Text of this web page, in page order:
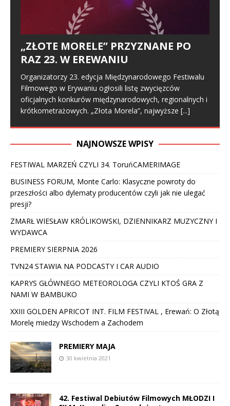
„ZŁOTE MORELE” PRZYZNANE PO
RAZ 23. W EREWANIU
Organizatorzy 23. edycja Międzynarodowego Festiwalu
Filmowego w Erywaniu ogłosili listę zwycięzców
oficjalnych konkurów międzynarodowych, regionalnych i
krótkometrażowych. „Złota Morela”, najwyższe [...]
NAJNOWSZE WPISY
FESTIWAL MARZEŃ CZYLI 34. ToruńCAMERIMAGE
BUSINESS FORUM, Monte Carlo: Klasyczne powroty do
przeszłości albo dylematy producentów czyli jak nie ulegać
presji?
ZMARŁ WIESŁAW KRÓLIKOWSKI, DZIENNIKARZ MUZYCZNY I
WYDAWCA
PREMIERY SIERPNIA 2026
TVN24 STAWIA NA PODCASTY I CAR AUDIO
KAPRYS GŁÓWNEGO METEOROLOGA CZYLI KTOŚ GRA Z
NAMI W BAMBUKO
XXIII GOLDEN APRICOT INT. FILM FESTIVAL , Erewań: O Złotą
Morelę miedzy Wschodem a Zachodem
PREMIERY MAJA
30 kwietnia 2021
42. Festiwal Debiutów Filmowych MŁODZI I